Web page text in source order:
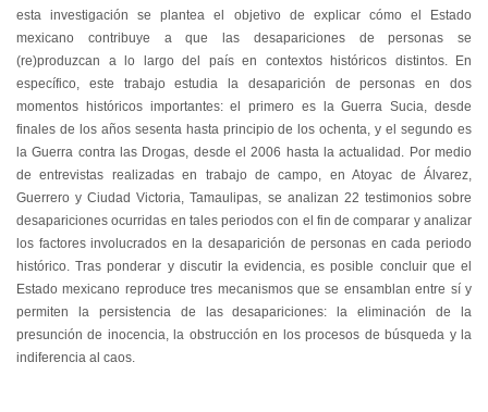
esta investigación se plantea el objetivo de explicar cómo el Estado
mexicano contribuye a que las desapariciones de personas se
(re)produzcan a lo largo del país en contextos históricos distintos. En
específico, este trabajo estudia la desaparición de personas en dos
momentos históricos importantes: el primero es la Guerra Sucia, desde
finales de los años sesenta hasta principio de los ochenta, y el segundo es
la Guerra contra las Drogas, desde el 2006 hasta la actualidad. Por medio
de entrevistas realizadas en trabajo de campo, en Atoyac de Álvarez,
Guerrero y Ciudad Victoria, Tamaulipas, se analizan 22 testimonios sobre
desapariciones ocurridas en tales periodos con el fin de comparar y analizar
los factores involucrados en la desaparición de personas en cada periodo
histórico. Tras ponderar y discutir la evidencia, es posible concluir que el
Estado mexicano reproduce tres mecanismos que se ensamblan entre sí y
permiten la persistencia de las desapariciones: la eliminación de la
presunción de inocencia, la obstrucción en los procesos de búsqueda y la
indiferencia al caos.